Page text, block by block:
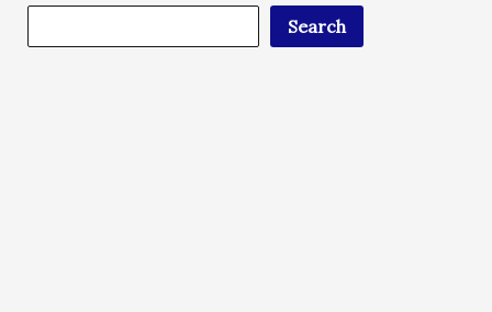
Search